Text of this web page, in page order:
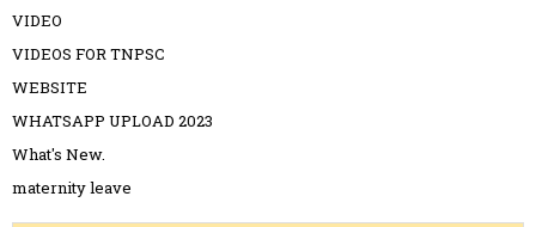
VIDEO
VIDEOS FOR TNPSC
WEBSITE
WHATSAPP UPLOAD 2023
What's New.
maternity leave